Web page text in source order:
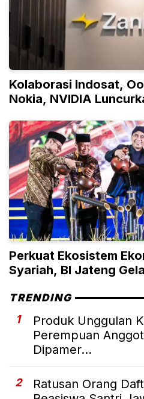
Kolaborasi Indosat,
Nokia, NVIDIA
Perkuat Ekosistem
Syariah, BI Jateng
TRENDING
1
Produk Unggulan
Perempuan
Dipamer...
2
Ratusan Orang